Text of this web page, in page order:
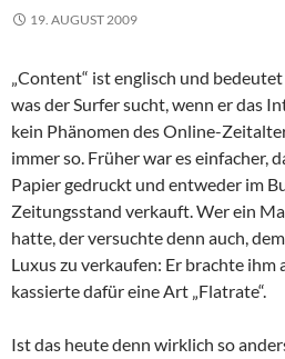
19. AUGUST 2009
„Content“ ist englisch und
was der Surfer sucht, wenn er das
kein Phänomen des Online-
immer so. Früher war es einfacher,
Papier gedruckt und entweder im
Zeitungsstand verkauft. Wer ein
hatte, der versuchte denn auch,
Luxus zu verkaufen: Er brachte ihm
kassierte dafür eine Art „Flatrate“.
Ist das heute denn wirklich so